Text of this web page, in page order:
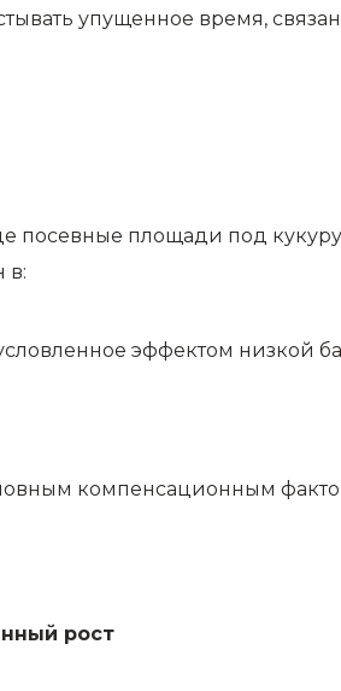
упущенное время,
площади под
в:
эффектом низкой
компенсационным
рост